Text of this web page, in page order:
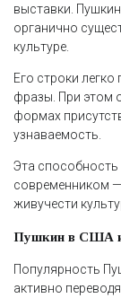
выставки.
органично
культуре.
Его строки
фразы. При этом
формах
узнаваемость.
Эта
современником —
живучести
Пушкин в США и
Популярность
активно